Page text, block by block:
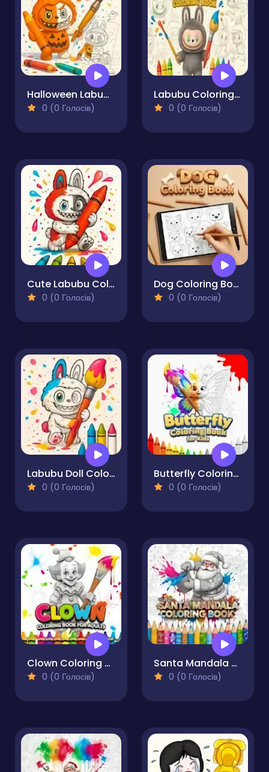
Halloween Labubu Coloring & Drawing Game
0 (0 Голосів)
Labubu Coloring Book
0 (0 Голосів)
Cute Labubu Coloring Book for Kids
0 (0 Голосів)
Dog Coloring Book
0 (0 Голосів)
Labubu Doll Coloring Book for Kids
0 (0 Голосів)
Butterfly Coloring Book for Kids
0 (0 Голосів)
Clown Coloring Book for Adults
0 (0 Голосів)
Santa Mandala Coloring Book
0 (0 Голосів)